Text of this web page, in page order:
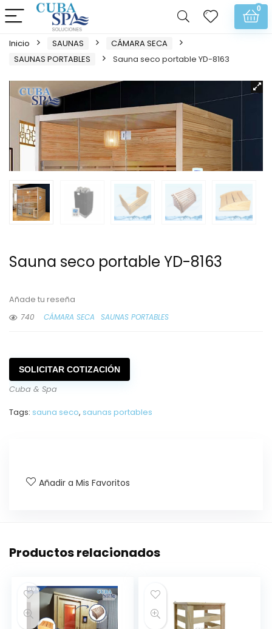
0
Inicio SAUNAS
CÁMARA SECA
SAUNAS PORTABLES
Sauna seco portable YD-8163
Sauna seco portable YD-8163
Añade tu reseña
740
CÁMARA SECA SAUNAS PORTABLES
SOLICITAR COTIZACIÓN
Cuba & Spa
Tags: sauna seco, saunas portables
Añadir a Mis Favoritos
Productos relacionados